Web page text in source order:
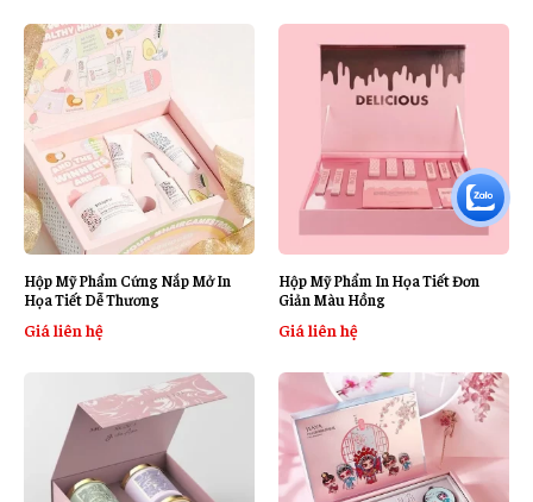
Hộp Mỹ Phẩm Cứng Nắp Mở In
Họa Tiết Dễ Thương
Giá liên hệ
Hộp Mỹ Phẩm In Họa Tiết Đơn
Giản Màu Hồng
Giá liên hệ